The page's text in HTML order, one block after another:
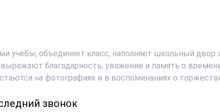
учёбы, объединяет класс, наполняет школьный
благодарность, уважение и память о
на фотографиях и в воспоминаниях о
звонок